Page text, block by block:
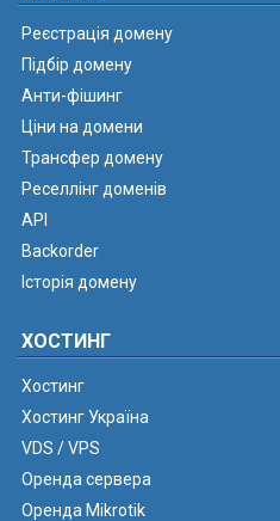
Реєстрація домену
Підбір домену
Анти-фішинг
Ціни на домени
Трансфер домену
Реселлінг доменів
API
Backorder
Історія домену
ХОСТИНГ
Хостинг
Хостинг Україна
VDS / VPS
Оренда сервера
Оренда Mikrotik